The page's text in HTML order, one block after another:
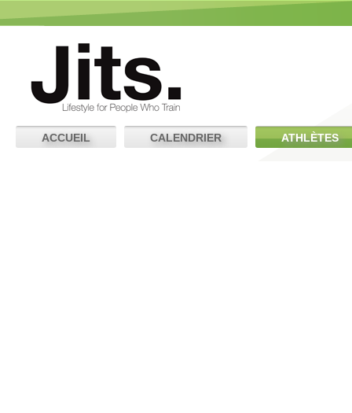
ACCUEIL CALENDRIER ATHLÈTES